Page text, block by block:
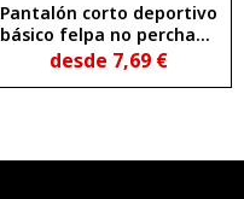
Pantalón corto deportivo
básico felpa no perchada
SPIRO
desde 7,69 €